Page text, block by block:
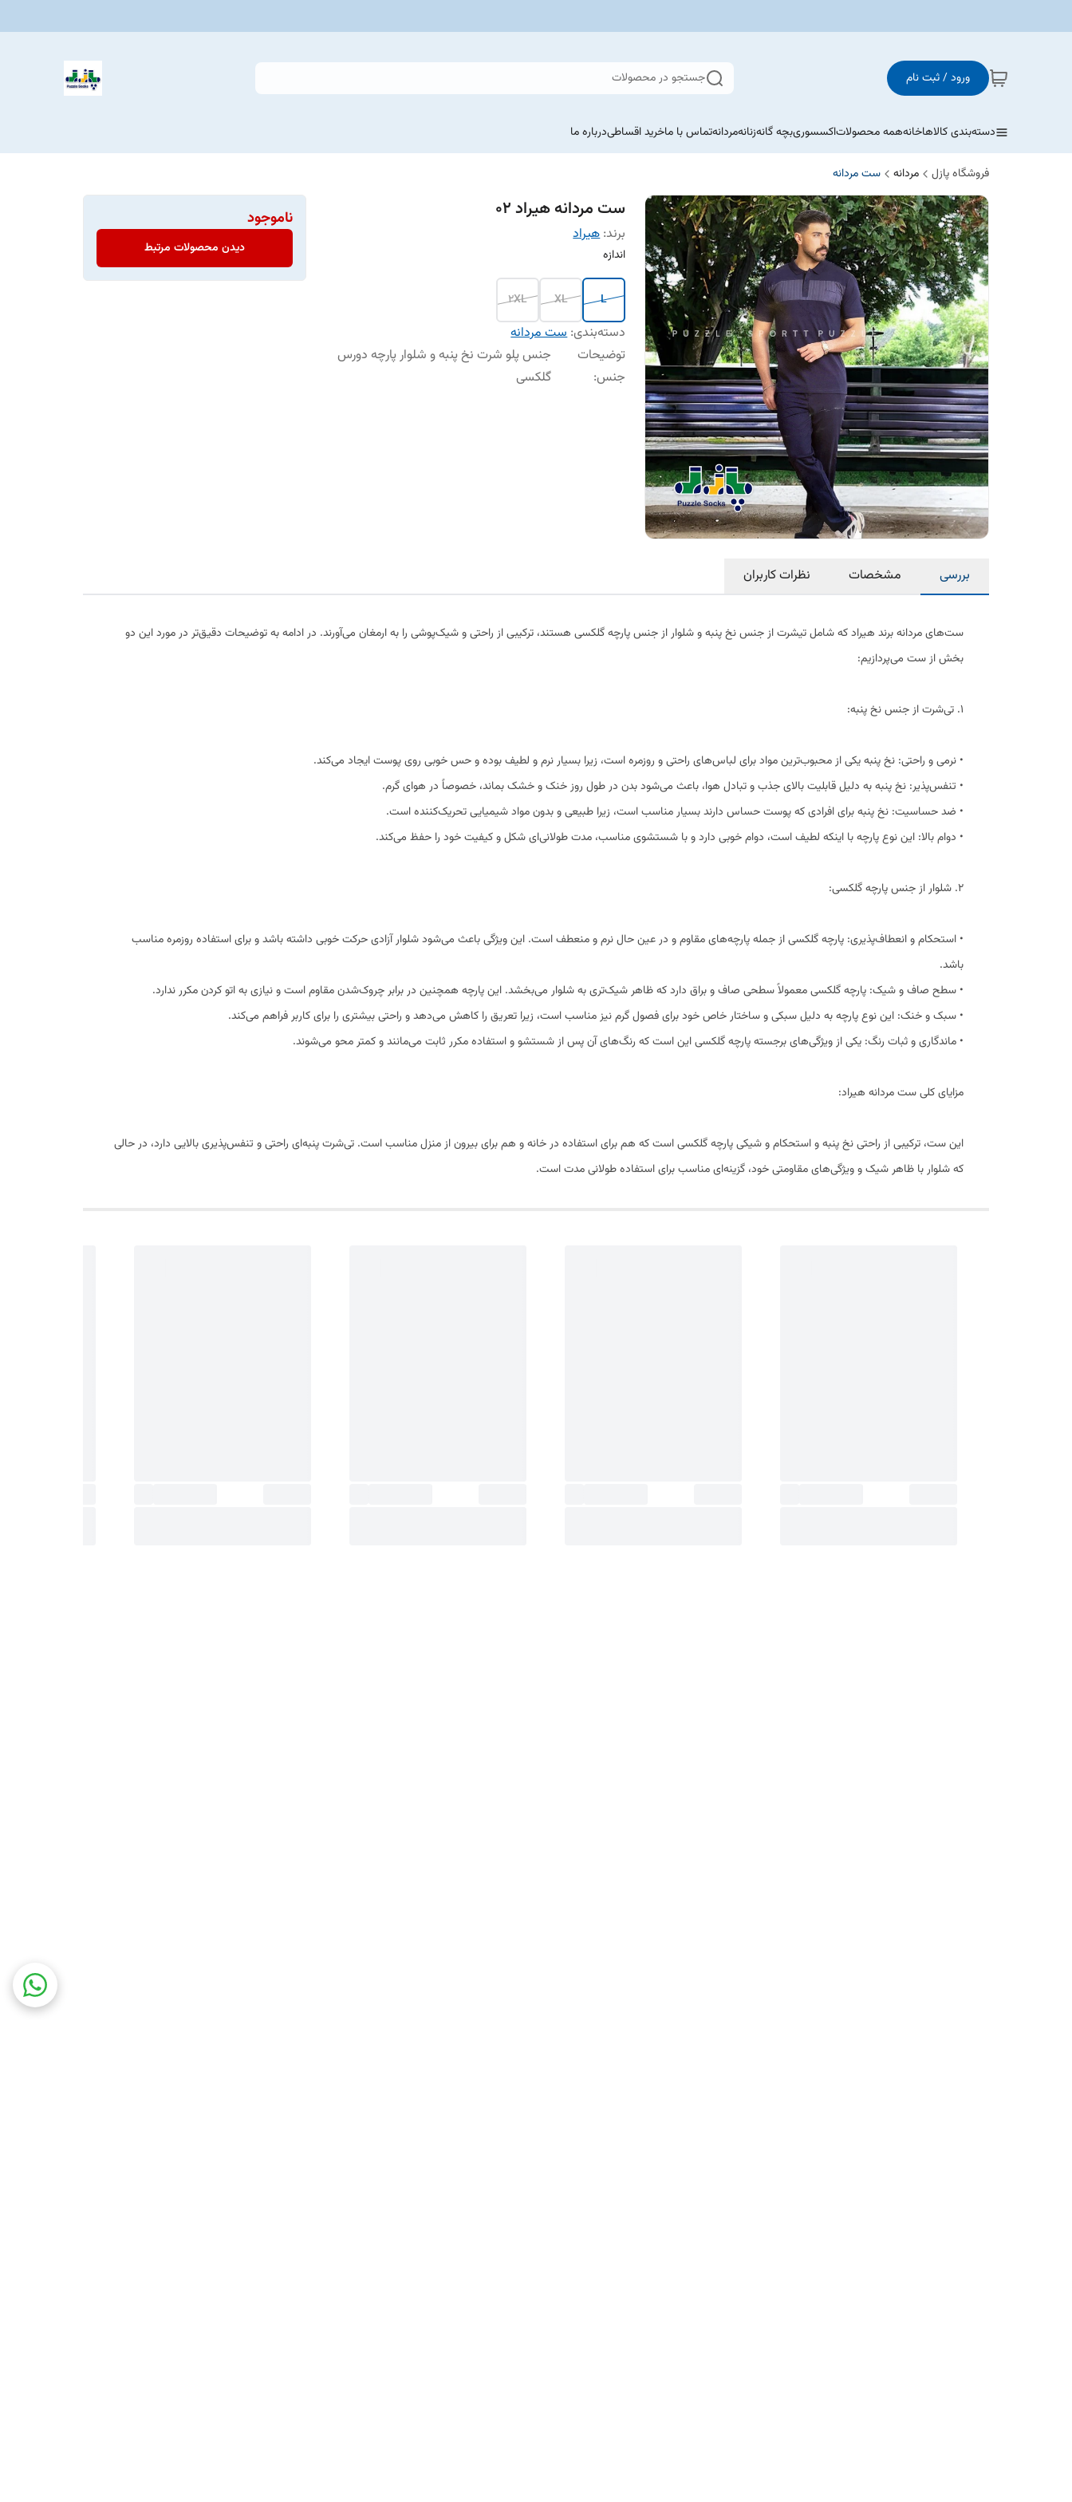
ورود / ثبت نام جستجو در محصولات
دسته‌بندی کالاهاخانههمه محصولاتاکسسوریبچه گانهزنانهمردانهتماس با ماخرید اقساطیدرباره ما
فروشگاه پازل مردانه ست مردانه
ست مردانه هیراد 02
برند:هیراد
اندازه
L
XL
2XL
دسته‌بندی:ست مردانه
توضیحات
جنس:
جنس پلو شرت نخ پنبه و شلوار پارچه دورس
گلکسی
ناموجود
دیدن محصولات مرتبط
بررسی مشخصات نظرات کاربران
ست‌های مردانه برند هیراد که شامل تیشرت از جنس نخ پنبه و شلوار از جنس پارچه گلکسی هستند، ترکیبی از راحتی و شیک‌پوشی را به ارمغان می‌آورند. در ادامه به توضیحات دقیق‌تر در مورد این دو
بخش از ست می‌پردازیم:
1. تی‌شرت از جنس نخ پنبه:
• نرمی و راحتی: نخ پنبه یکی از محبوب‌ترین مواد برای لباس‌های راحتی و روزمره است، زیرا بسیار نرم و لطیف بوده و حس خوبی روی پوست ایجاد می‌کند.
• تنفس‌پذیر: نخ پنبه به دلیل قابلیت بالای جذب و تبادل هوا، باعث می‌شود بدن در طول روز خنک و خشک بماند، خصوصاً در هوای گرم.
• ضد حساسیت: نخ پنبه برای افرادی که پوست حساس دارند بسیار مناسب است، زیرا طبیعی و بدون مواد شیمیایی تحریک‌کننده است.
• دوام بالا: این نوع پارچه با اینکه لطیف است، دوام خوبی دارد و با شستشوی مناسب، مدت طولانی‌ای شکل و کیفیت خود را حفظ می‌کند.
2. شلوار از جنس پارچه گلکسی:
• استحکام و انعطاف‌پذیری: پارچه گلکسی از جمله پارچه‌های مقاوم و در عین حال نرم و منعطف است. این ویژگی باعث می‌شود شلوار آزادی حرکت خوبی داشته باشد و برای استفاده روزمره مناسب
باشد.
• سطح صاف و شیک: پارچه گلکسی معمولاً سطحی صاف و براق دارد که ظاهر شیک‌تری به شلوار می‌بخشد. این پارچه همچنین در برابر چروک‌شدن مقاوم است و نیازی به اتو کردن مکرر ندارد.
• سبک و خنک: این نوع پارچه به دلیل سبکی و ساختار خاص خود برای فصول گرم نیز مناسب است، زیرا تعریق را کاهش می‌دهد و راحتی بیشتری را برای کاربر فراهم می‌کند.
• ماندگاری و ثبات رنگ: یکی از ویژگی‌های برجسته پارچه گلکسی این است که رنگ‌های آن پس از شستشو و استفاده مکرر ثابت می‌مانند و کمتر محو می‌شوند.
مزایای کلی ست مردانه هیراد:
این ست، ترکیبی از راحتی نخ پنبه و استحکام و شیکی پارچه گلکسی است که هم برای استفاده در خانه و هم برای بیرون از منزل مناسب است. تی‌شرت پنبه‌ای راحتی و تنفس‌پذیری بالایی دارد، در حالی
که شلوار با ظاهر شیک و ویژگی‌های مقاومتی خود، گزینه‌ای مناسب برای استفاده طولانی مدت است.